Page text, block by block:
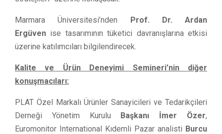
Marmara Üniversitesi’nden Prof. Dr. Ardan
Ergüven ise tasarımının tüketici davranışlarına etkisi
üzerine katılımcıları bilgilendirecek.
Kalite ve Ürün Deneyimi Semineri’nin diğer
konuşmacıları:
PLAT Özel Markalı Ürünler Sanayicileri ve Tedarikçileri
Derneği Yönetim Kurulu Başkanı İmer Özer,
Euromonitor International Kıdemli Pazar analisti Burcu